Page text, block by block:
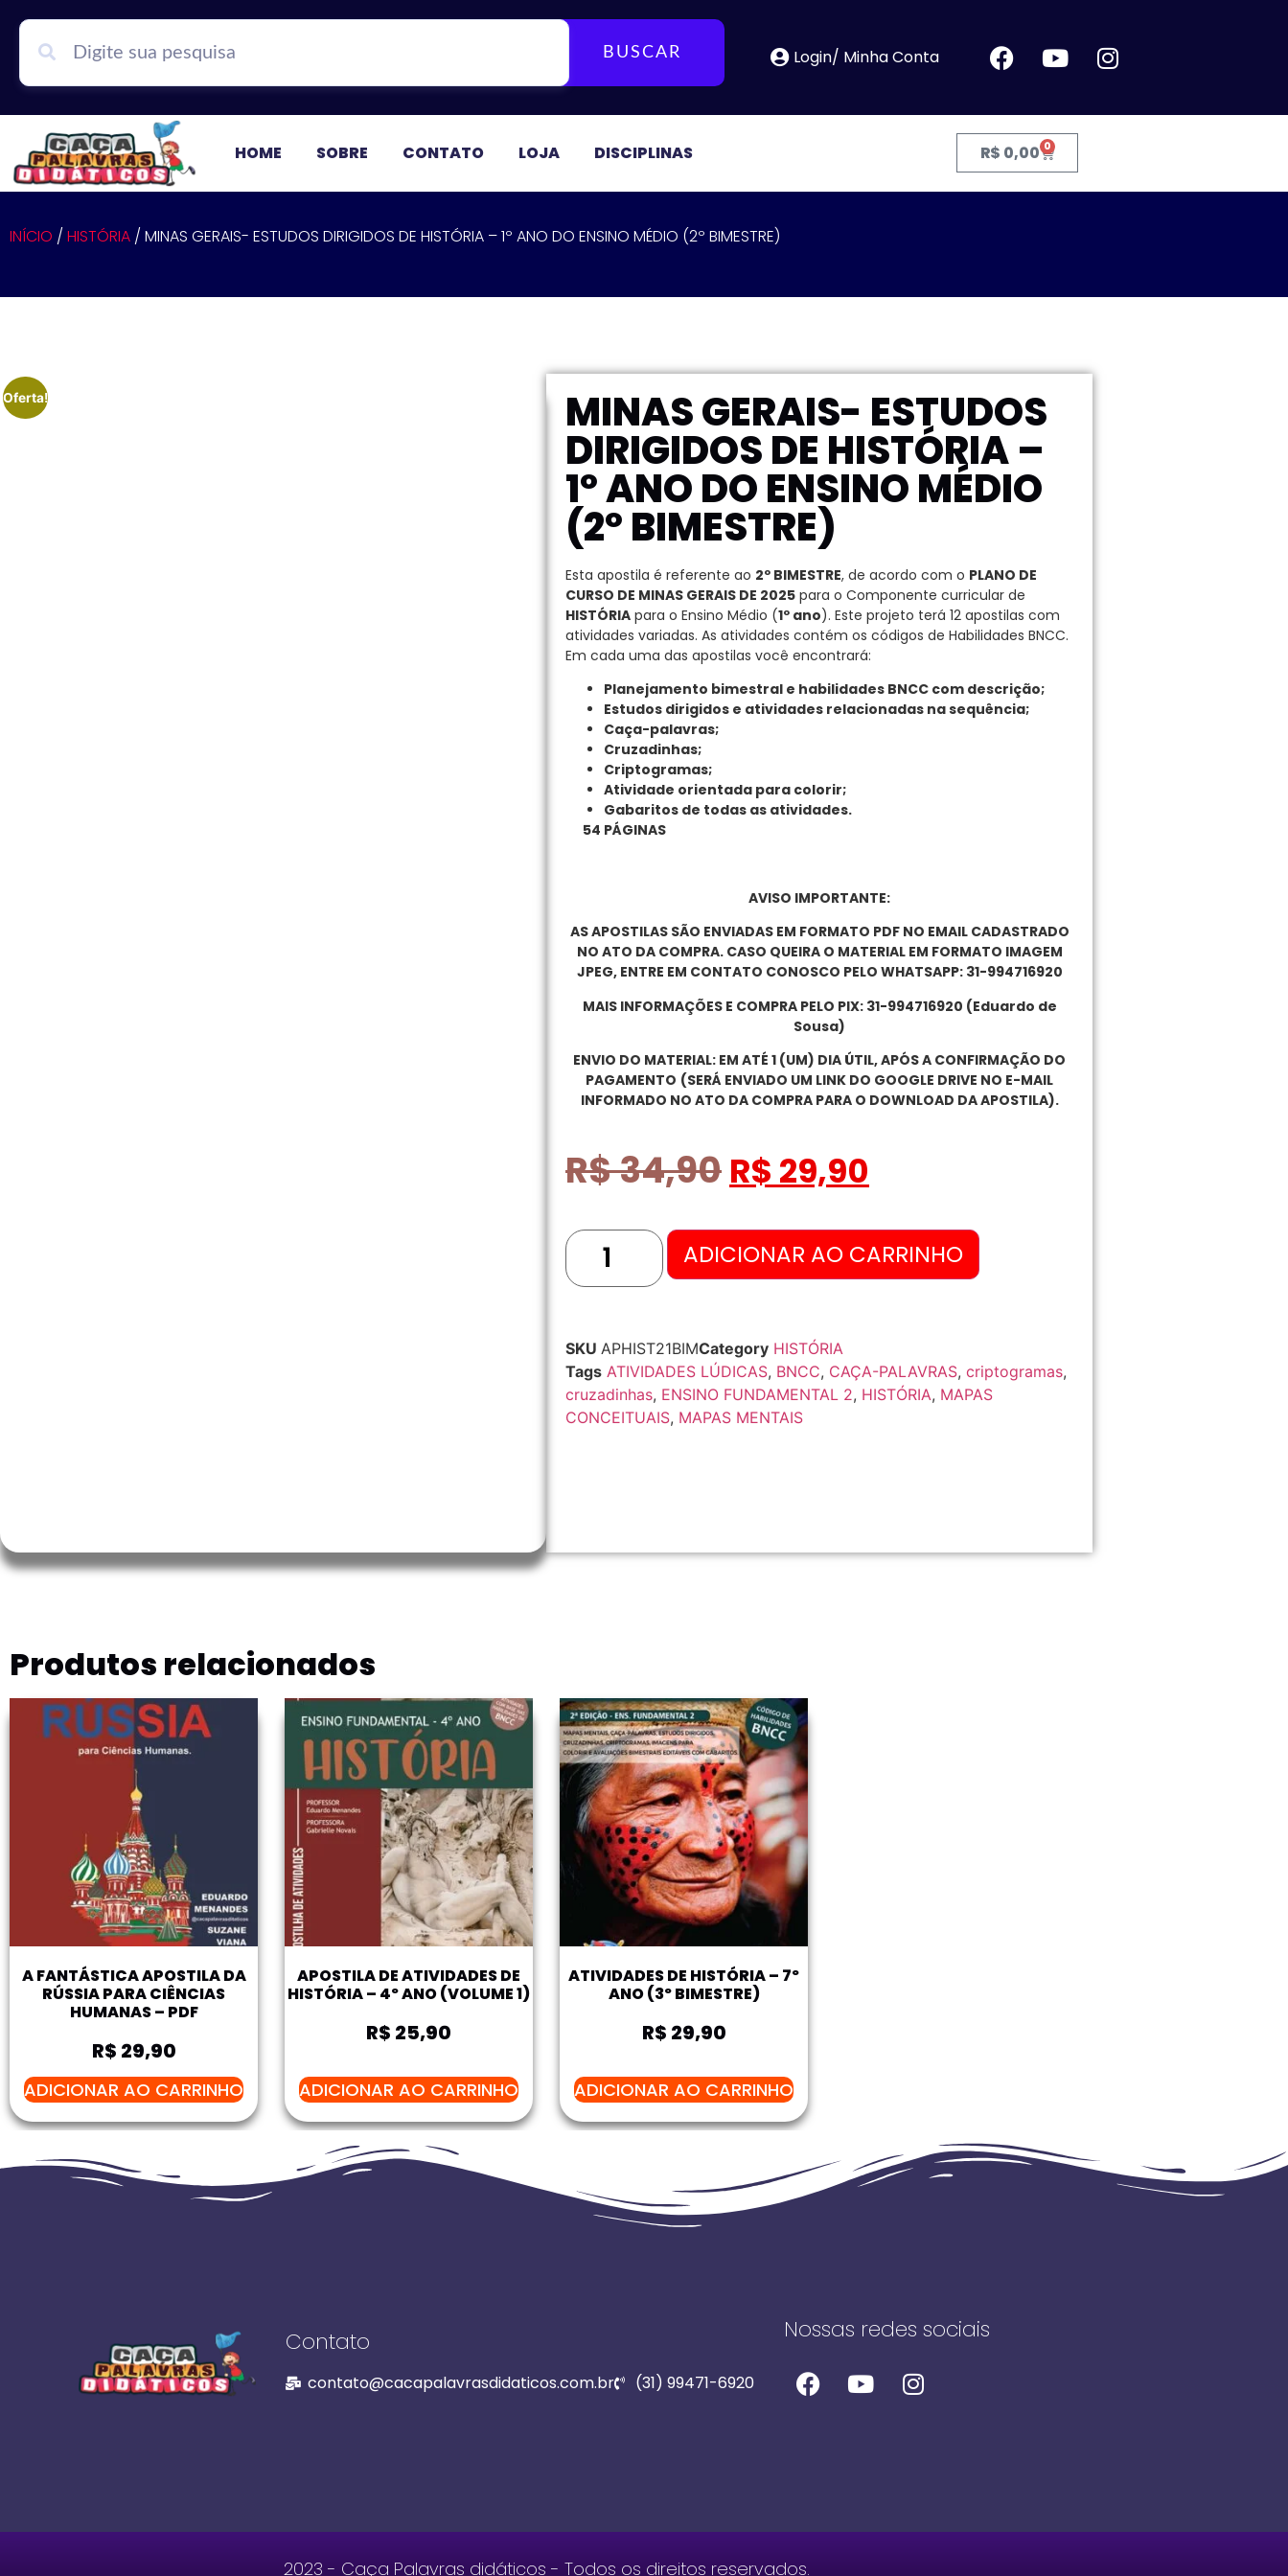
BUSCAR Login/ Minha Conta
HOME SOBRE CONTATO LOJA DISCIPLINAS R$ 0,00 0
INÍCIO / HISTÓRIA / MINAS GERAIS- ESTUDOS DIRIGIDOS DE HISTÓRIA – 1º ANO DO ENSINO MÉDIO (2º BIMESTRE)
Oferta! MINAS GERAIS- ESTUDOS
DIRIGIDOS DE HISTÓRIA –
1º ANO DO ENSINO MÉDIO
(2º BIMESTRE)
Esta apostila é referente ao 2º BIMESTRE, de acordo com o PLANO DE
CURSO DE MINAS GERAIS DE 2025 para o Componente curricular de
HISTÓRIA para o Ensino Médio (1º ano). Este projeto terá 12 apostilas com
atividades variadas. As atividades contém os códigos de Habilidades BNCC.
Em cada uma das apostilas você encontrará:
Planejamento bimestral e habilidades BNCC com descrição;
Estudos dirigidos e atividades relacionadas na sequência;
Caça-palavras;
Cruzadinhas;
Criptogramas;
Atividade orientada para colorir;
Gabaritos de todas as atividades.
54 PÁGINAS
AVISO IMPORTANTE:
AS APOSTILAS SÃO ENVIADAS EM FORMATO PDF NO EMAIL CADASTRADO
NO ATO DA COMPRA. CASO QUEIRA O MATERIAL EM FORMATO IMAGEM
JPEG, ENTRE EM CONTATO CONOSCO PELO WHATSAPP: 31-994716920
MAIS INFORMAÇÕES E COMPRA PELO PIX: 31-994716920 (Eduardo de
Sousa)
ENVIO DO MATERIAL: EM ATÉ 1 (UM) DIA ÚTIL, APÓS A CONFIRMAÇÃO DO
PAGAMENTO (SERÁ ENVIADO UM LINK DO GOOGLE DRIVE NO E-MAIL
INFORMADO NO ATO DA COMPRA PARA O DOWNLOAD DA APOSTILA).
R$34,90 R$ 29,90
ADICIONAR AO CARRINHO
SKU APHIST21BIMCategory HISTÓRIA
Tags ATIVIDADES LÚDICAS, BNCC, CAÇA-PALAVRAS, criptogramas,
cruzadinhas, ENSINO FUNDAMENTAL 2, HISTÓRIA, MAPAS
CONCEITUAIS, MAPAS MENTAIS
Produtos relacionados
A FANTÁSTICA APOSTILA DA
RÚSSIA PARA CIÊNCIAS
HUMANAS – PDF
R$ 29,90
ADICIONAR AO CARRINHO
APOSTILA DE ATIVIDADES DE
HISTÓRIA – 4º ANO (VOLUME 1)
R$ 25,90
ADICIONAR AO CARRINHO
ATIVIDADES DE HISTÓRIA – 7º
ANO (3º BIMESTRE)
R$ 29,90
ADICIONAR AO CARRINHO
Contato
contato@cacapalavrasdidaticos.com.br (31) 99471-6920
Nossas redes sociais
2023 - Caça Palavras didáticos - Todos os direitos reservados.